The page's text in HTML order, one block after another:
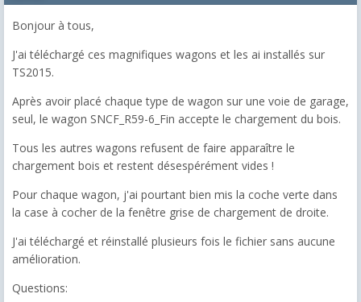
Bonjour à tous,
J'ai téléchargé ces magnifiques wagons et les ai installés sur
TS2015.
Après avoir placé chaque type de wagon sur une voie de garage,
seul, le wagon SNCF_R59-6_Fin accepte le chargement du bois.
Tous les autres wagons refusent de faire apparaître le
chargement bois et restent désespérément vides !
Pour chaque wagon, j'ai pourtant bien mis la coche verte dans
la case à cocher de la fenêtre grise de chargement de droite.
J'ai téléchargé et réinstallé plusieurs fois le fichier sans aucune
amélioration.
Questions: